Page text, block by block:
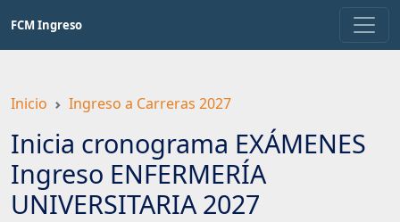
contenido
FCM Ingreso
Inicio Ingreso a Carreras 2027
Inicia cronograma EXÁMENES
Ingreso ENFERMERÍA
UNIVERSITARIA 2027